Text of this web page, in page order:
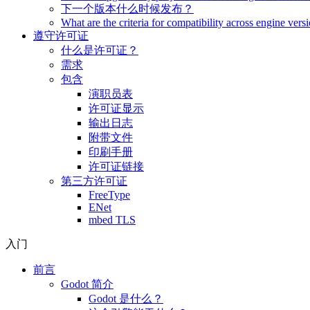
下一个版本什么时候发布？
What are the criteria for compatibility across engine
遵守许可证
什么是许可证？
需求
包含
演职员表
许可证显示
输出日志
附带文件
印刷手册
许可证链接
第三方许可证
FreeType
ENet
mbed TLS
入门
前言
Godot 简介
Godot 是什么？